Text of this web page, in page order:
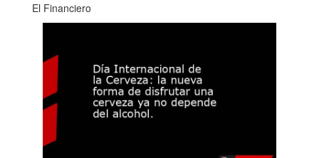
El Financiero